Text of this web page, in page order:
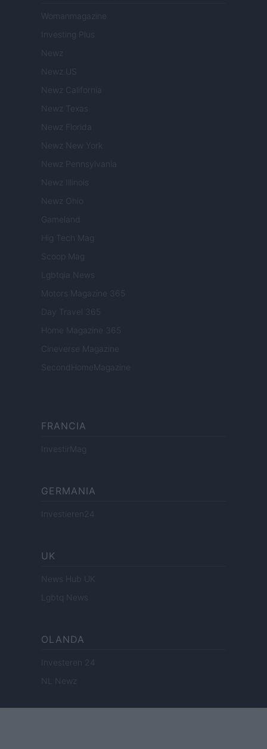
Womanmagazine
Investing Plus
Newz
Newz US
Newz California
Newz Texas
Newz Florida
Newz New York
Newz Pennsylvania
Newz Illinois
Newz Ohio
Gameland
Hig Tech Mag
Scoop Mag
Lgbtqia News
Motors Magazine 365
Day Travel 365
Home Magazine 365
Cineverse Magazine
SecondHomeMagazine
FRANCIA
InvestirMag
GERMANIA
Investieren24
UK
News Hub UK
Lgbtq News
OLANDA
Investeren 24
NL Newz